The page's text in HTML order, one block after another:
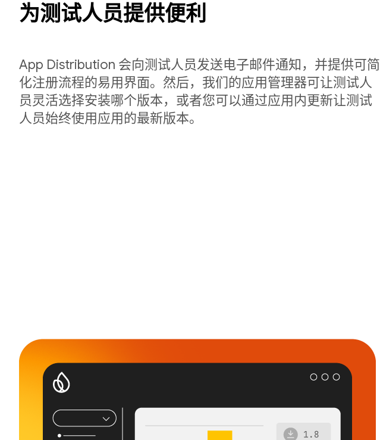
为测试人员提供便利
App Distribution 会向测试人员发送电子邮件通知，并提供可简
化注册流程的易用界面。然后，我们的应用管理器可让测试人
员灵活选择安装哪个版本，或者您可以通过应用内更新让测试
人员始终使用应用的最新版本。